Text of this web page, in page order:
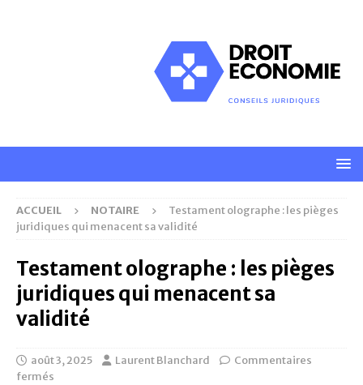
ACCUEIL NOTAIRE
Testament olographe : les pièges
juridiques qui menacent sa validité
Testament olographe : les pièges
juridiques qui menacent sa
validité
août 3, 2025 Laurent Blanchard
Commentaires
fermés